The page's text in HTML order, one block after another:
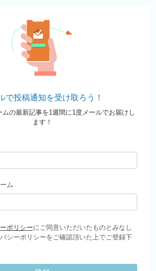
で投稿通知を受け取ろう！
ムの最新記事を1週間に1度メールでお届けし
ます！
ム
ポリシーにご同意いただいたものとみなし
シーポリシーをご確認頂いた上でご登録下